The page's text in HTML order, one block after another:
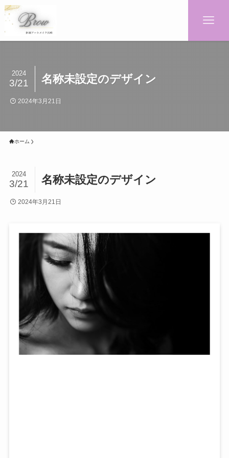
名称未設定のデザイン
2024
3/21
2024年3月21日
ホーム
名称未設定のデザイン
2024
3/21
2024年3月21日